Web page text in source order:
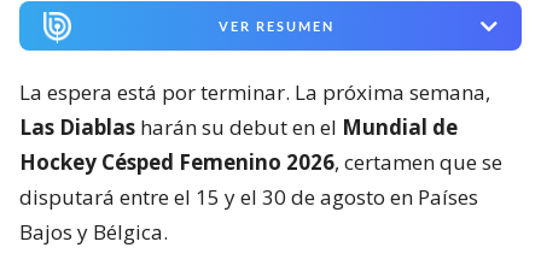
VER RESUMEN
La espera está por terminar. La próxima semana,
Las Diablas harán su debut en el Mundial de
Hockey Césped Femenino 2026, certamen que se
disputará entre el 15 y el 30 de agosto en Países
Bajos y Bélgica.